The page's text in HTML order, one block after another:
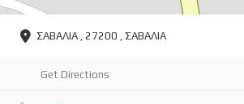
ΣΑΒΑΛΙΑ , 27200 , ΣΑΒΑΛΙΑ
Get Directions